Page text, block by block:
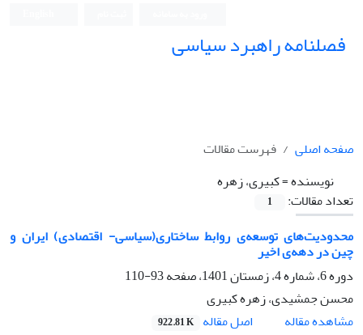
فصلنامه راهبرد سیاسی
صفحه اصلی
فهرست مقالات
نویسنده =کبیری، زهره
تعداد مقالات:
1
محدودیت‌های توسعه‌ی روابط ساختاری(سیاسی- اقتصادی) ایران و
چین در دهه‌ی اخیر
دوره 6، شماره 4، زمستان 1401، صفحه
93-110
محسن جمشیدی، زهره کبیری
مشاهده مقاله
اصل مقاله 922.81 K